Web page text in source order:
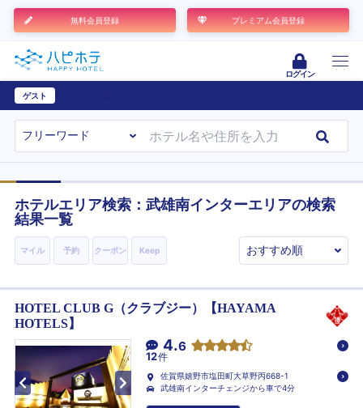
無料会員登録 プレミアム会員登録
ログイン
ゲスト
ホテルエリア検索：武雄南インターエリアの検索
結果一覧
マイル 予約 クーポン Keep
HOTEL CLUB G（クラブジー）【HAYAMA
HOTELS】
4.6
12件
佐賀県嬉野市塩田町大草野丙668-1
武雄南インターチェンジから車で4分